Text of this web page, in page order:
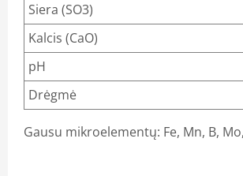
Siera (SO3)
Kalcis (CaO)
pH
Drėgmė
Gausu mikroelementų: Fe, Mn, B,